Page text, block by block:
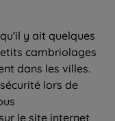
y ait quelques
cambriolages
dans les villes.
lors de
le site internet